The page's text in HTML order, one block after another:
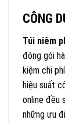
CÔNG
Túi niêm
đóng gói
kiệm chi
hiệu suất
online đều
những ưu